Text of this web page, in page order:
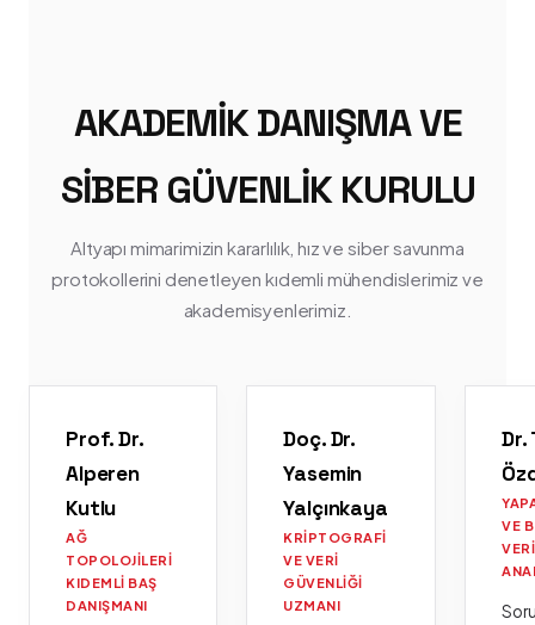
AKADEMIK DANIŞMA VE
SIBER GÜVENLIK KURULU
Altyapı mimarimizin kararlılık, hız ve siber savunma
protokollerini denetleyen kıdemli mühendislerimiz ve
akademisyenlerimiz.
Prof. Dr.
Alperen
Kutlu
AĞ
TOPOLOJILERI
KIDEMLI BAŞ
DANIŞMANI
Doç. Dr.
Yasemin
Yalçınkaya
KRIPTOGRAFI
VE VERI
GÜVENLIĞI
UZMANI
Dr.
VE
VERI